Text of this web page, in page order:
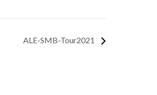
ALE-SMB-Tour2021